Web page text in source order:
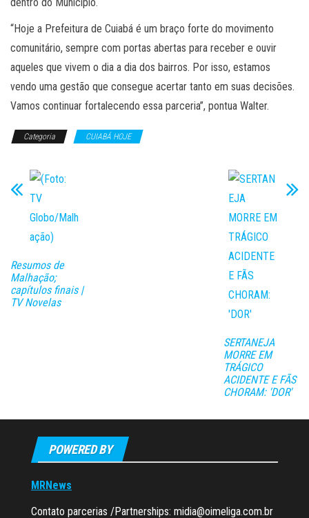
“Hoje a Prefeitura de Cuiabá é um braço forte do movimento
comunitário, sempre com portas abertas para receber e ouvir
aqueles que vivem o dia a dia dos bairros. Por isso, estamos
vendo uma gestão que consegue acertar tanto em suas decisões.
Vamos continuar fortalecendo essa parceria”, pontua Walter.
Categoria CUIABÁ HOJE
Resumos de
Malhação;
capítulos finais |
TV Novelas
SERTANEJA
MORRE EM
TRÁGICO
ACIDENTE E FÃS
CHORAM: 'DOR'
POWERED BY
MRNews
Contato parcerias /Partnerships: midia@oimeliga.com.br